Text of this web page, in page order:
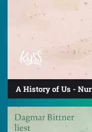
A History of Us -